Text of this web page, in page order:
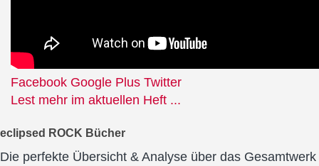
Facebook Google Plus Twitter
Lest mehr im aktuellen Heft ...
eclipsed ROCK Bücher
Die perfekte Übersicht & Analyse über das Gesamtwerk